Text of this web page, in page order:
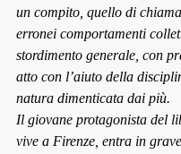
un compito, quello di
erronei comportamenti
stordimento generale, con
atto con l’aiuto della
natura dimenticata dai più.
Il giovane protagonista del
vive a Firenze, entra in